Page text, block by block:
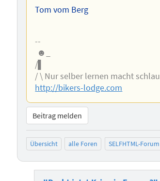
Tom vom Berg
--
☻_
/▌
/ \ Nur selber lernen macht schlau
http://bikers-lodge.com
Beitrag melden
Übersicht alle Foren SELFHTML-Forum